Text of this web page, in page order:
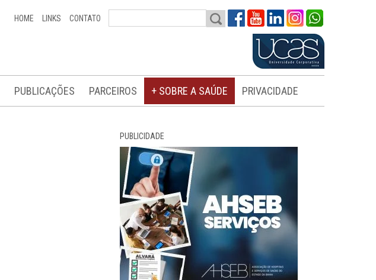
HOME LINKS CONTATO
PUBLICAÇÕES PARCEIROS + SOBRE A SAÚDE PRIVACIDADE
PUBLICIDADE